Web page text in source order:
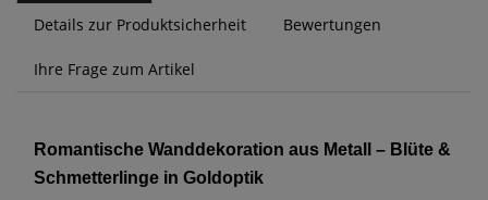
Details zur Produktsicherheit Bewertungen
Ihre Frage zum Artikel
Romantische Wanddekoration aus Metall – Blüte &
Schmetterlinge in Goldoptik